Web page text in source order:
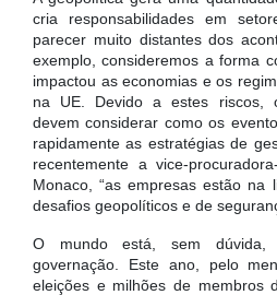
cria responsabilidades em
parecer muito distantes dos
exemplo, consideremos a forma
impactou as economias e os
na UE. Devido a estes riscos,
devem considerar como os
rapidamente as estratégias de
recentemente a vice-
Monaco, “as empresas estão na
desafios geopolíticos e de
O mundo está, sem dúvida,
governação. Este ano, pelo
eleições e milhões de membros